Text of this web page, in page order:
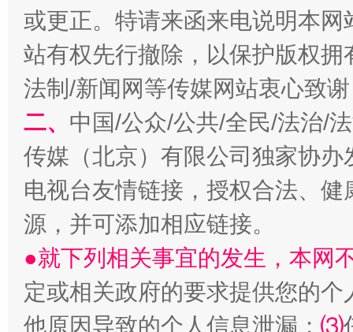
受贿1.44亿！段成刚被判无期 从幼
或更正。特请来函来电说明本
站有权先行撤除，以保护版权
法制/新闻网等传媒网站衷心致
二、 中国/公众/公共/全民/法治/
传媒（北京）有限公司独家协
电视台友情链接，授权合法、
源，并可添加相应链接。
●就下列相关事宜的发生，本网
定或相关政府的要求提供您的个
他原因导致的个人信息泄漏； ⑶